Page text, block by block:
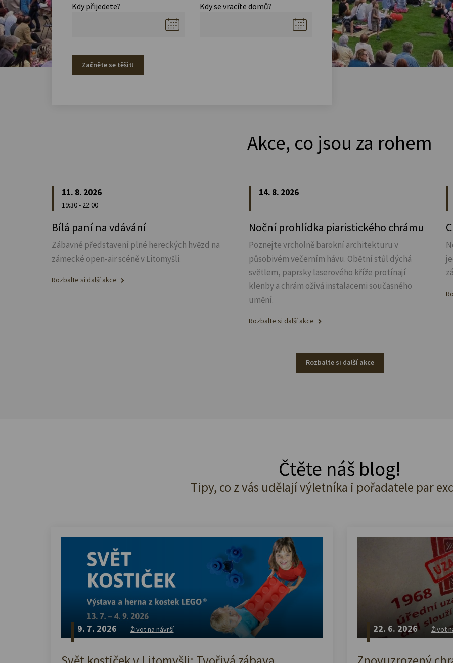
Kdy přijedete? Kdy se vracíte domů?
Začněte se těšit!
Akce, co jsou za rohem
11. 8. 2026
19:30 - 22:00
Bílá paní na vdávání
Zábavné představení plné hereckých hvězd na
zámecké open-air scéně v Litomyšli.
Rozbalte si další akce
14. 8. 2026
Noční prohlídka piaristického chrámu
Poznejte vrcholně barokní architekturu v
působivém večerním hávu. Obětní stůl dýchá
světlem, paprsky laserového kříže protínají
klenby a chrám ožívá instalacemi současného
umění.
Rozbalte si další akce
Rozbalte si další akce
Čtěte náš blog!
Tipy, co z vás udělají výletníka i pořadatele par
9. 7. 2026 Život na návrší 22. 6. 2026 Život